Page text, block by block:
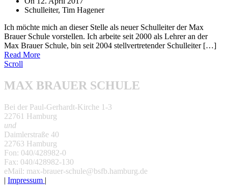
Schulleiter, Tim Hagener
Ich möch­te mich an die­ser Stelle als neu­er Schul­lei­ter der Max
Brauer Schule vor­stel­len. Ich arbei­te seit 2000 als Leh­rer an der
Max Brauer Schule, bin seit 2004 stell­ver­tre­ten­der Schul­lei­ter […]
Read More
Scroll
MAX BRAUER SCHULE
Bei der Paul-Gerhardt-Kirche 1-3
22761 Hamburg
und
Daimlerstraße 40
22763 Hamburg
Fon: 040/428982-0
Fax: 040/428982-130
eMail: max-brauer-schule@bsfb.hamburg.de
| Impressum |